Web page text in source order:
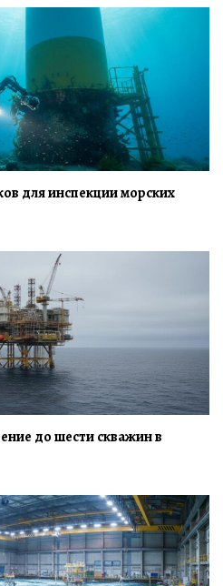
для инспекции морских
до шести скважин в